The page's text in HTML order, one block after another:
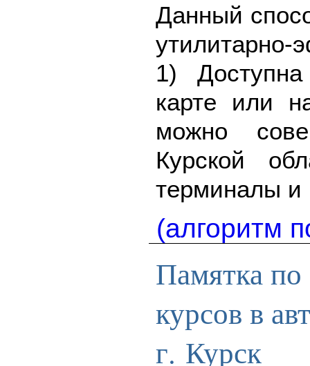
Данный
1)
карте или
можно
Курской
терминалы и
(алгоритм
Памятка по
курсов в
г. Курск